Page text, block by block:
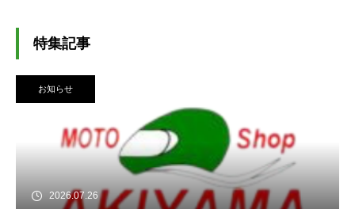
特集記事
お知らせ
2026.07.26